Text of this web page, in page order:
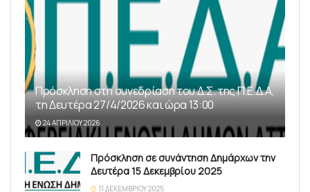
Πρόσκληση στη συνεδρίαση του Δ.Σ. της Π.Ε.Δ.Α,
τη Δευτέρα 27/4/2026 και ώρα 13:00
24 ΑΠΡΙΛΊΟΥ 2026
Πρόσκληση σε συνάντηση Δημάρχων την
Δευτέρα 15 Δεκεμβρίου 2025
11 ΔΕΚΕΜΒΡΊΟΥ 2025